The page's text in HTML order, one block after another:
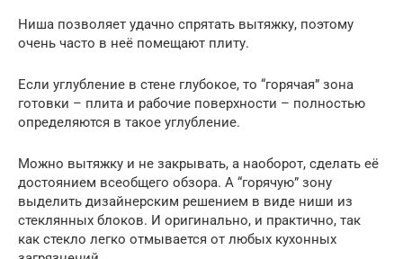
Ниша позволяет удачно спрятать вытяжку, поэтому
очень часто в неё помещают плиту.
Если углубление в стене глубокое, то “горячая” зона
готовки – плита и рабочие поверхности – полностью
определяются в такое углубление.
Можно вытяжку и не закрывать, а наоборот, сделать её
достоянием всеобщего обзора. А “горячую” зону
выделить дизайнерским решением в виде ниши из
стеклянных блоков. И оригинально, и практично, так
как стекло легко отмывается от любых кухонных